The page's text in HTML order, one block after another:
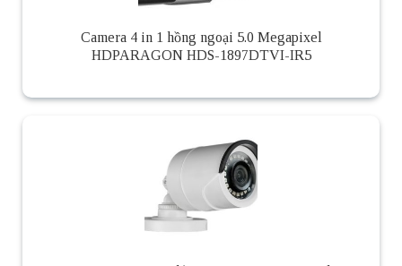
Camera 4 in 1 hồng ngoại 5.0 Megapixel
HDPARAGON HDS-1897DTVI-IR5